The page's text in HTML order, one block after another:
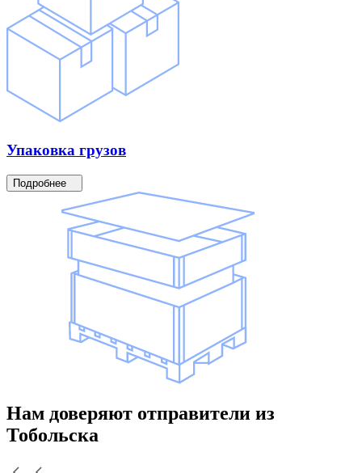
Упаковка грузов
Подробнее
Нам доверяют отправители из
Тобольска